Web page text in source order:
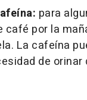
para
café por la
La cafeína
de orinar